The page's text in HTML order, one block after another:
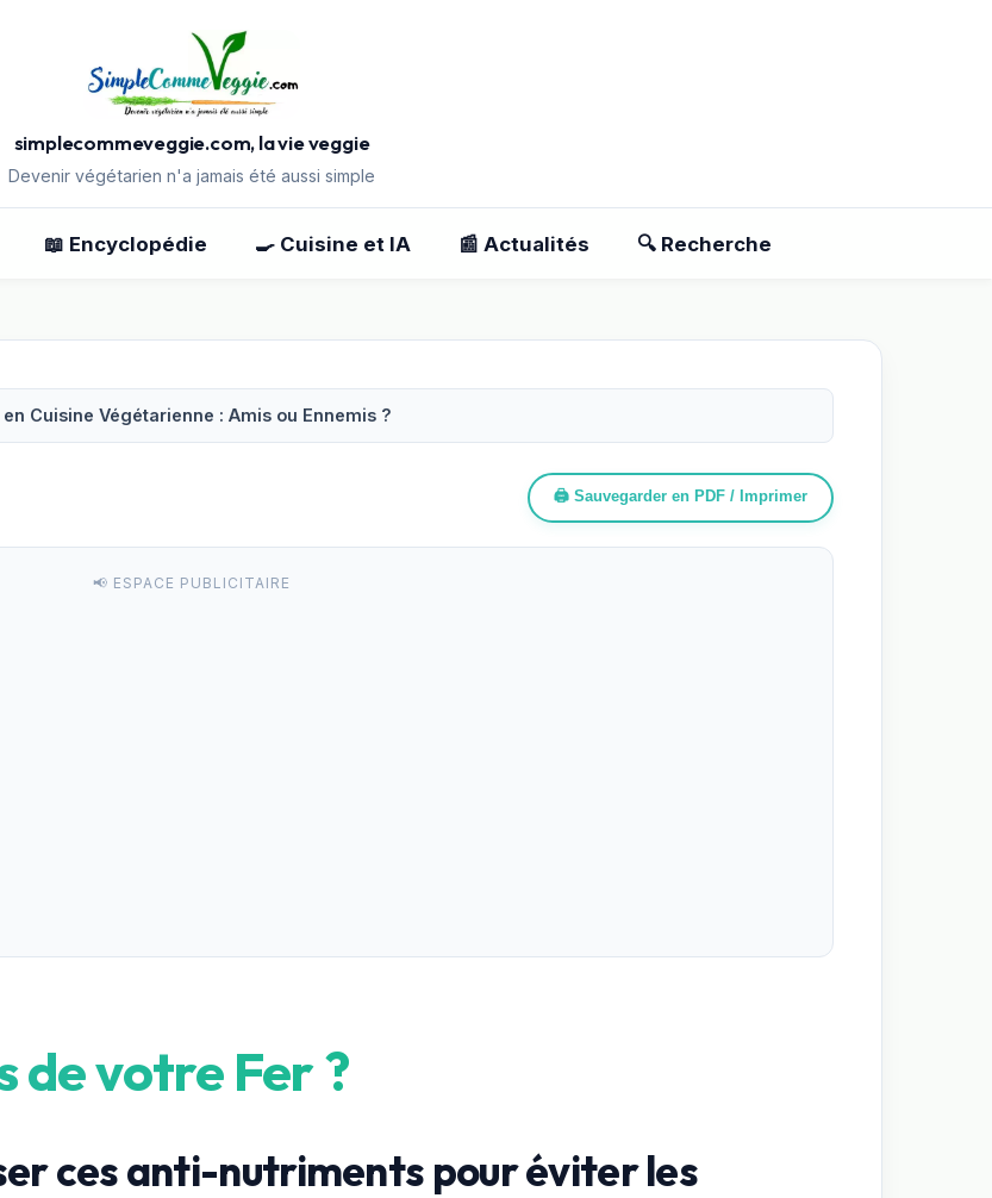
simplecommeveggie.com, la vie veggie
Devenir végétarien n'a jamais été aussi simple
📖 Encyclopédie 🍳 Cuisine et IA 📰 Actualités 🔍 Recherche
en Cuisine Végétarienne : Amis ou Ennemis ?
🖨️ Sauvegarder en PDF / Imprimer
📢 ESPACE PUBLICITAIRE
de votre Fer ?
ces anti-nutriments pour éviter les